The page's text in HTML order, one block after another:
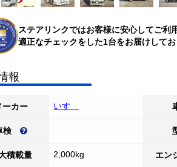
ステアリンクではお客様に安心してご利
適正なチェックをした1台をお届けしてお
報
ーカー いすゞ
検
積載量 2,000kg エン